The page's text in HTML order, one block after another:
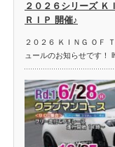
２０２６シリーズ Ｋ
ＲＩＰ 開催♪
２０２６ ＫＩＮＧ ＯＦ
ュールのお知らせです！